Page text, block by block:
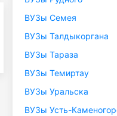
ВУЗы Семея
ВУЗы Талдыкоргана
ВУЗы Тараза
ВУЗы Темиртау
ВУЗы Уральска
ВУЗы Усть-